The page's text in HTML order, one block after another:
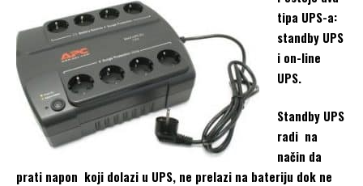
tipa UPS-a:
standby UPS
i on-line
UPS.
Standby UPS
radi na
način da
prati napon koji dolazi u UPS, ne prelazi na bateriju dok ne